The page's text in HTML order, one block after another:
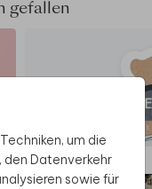
um die
Datenverkehr
sowie für
gefallen